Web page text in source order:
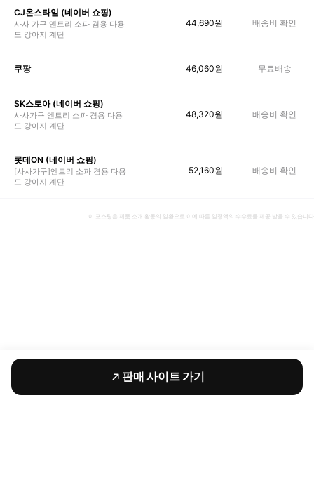
CJ온스타일 (네이버 쇼핑)
사사 가구 엔트리 소파 겸용 다용
도 강아지 계단
44,690원 배송비 확인
쿠팡 46,060원 무료배송
SK스토아 (네이버 쇼핑)
사사가구 엔트리 소파 겸용 다용
도 강아지 계단
48,320원 배송비 확인
롯데ON (네이버 쇼핑)
[사사가구]엔트리 소파 겸용 다용
도 강아지 계단
52,160원 배송비 확인
이 포스팅은 제품 소개 활동의 일환으로 이에 따른 일정액의 수수료를 제공 받을 수 있습니다
판매 사이트 가기